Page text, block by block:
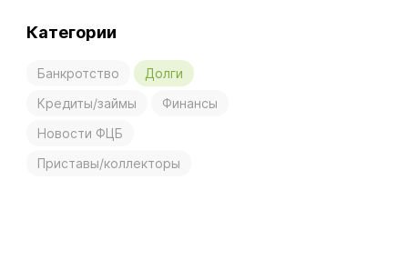
Категории
Банкротство
Долги
Кредиты/займы
Финансы
Новости ФЦБ
Приставы/коллекторы